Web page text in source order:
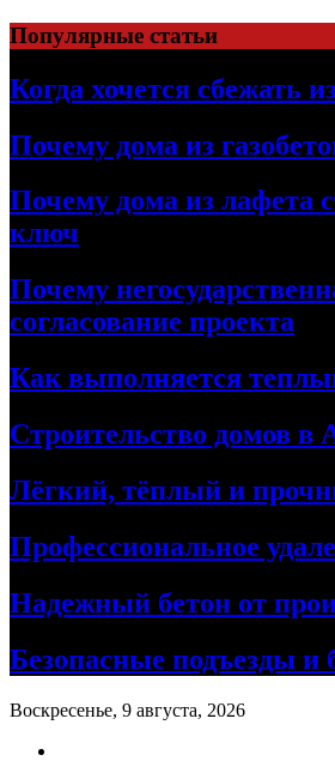
Перейти
к
содержимому
Популярные статьи
Когда хочется сбежать
Почему дома из
Почему дома из лафета
ключ
Почему
согласование проекта
Как выполняется
Строительство домов в
Лёгкий, тёплый и
Профессиональное
Надежный бетон от
Безопасные подъезды и
Воскресенье, 9 августа, 2026